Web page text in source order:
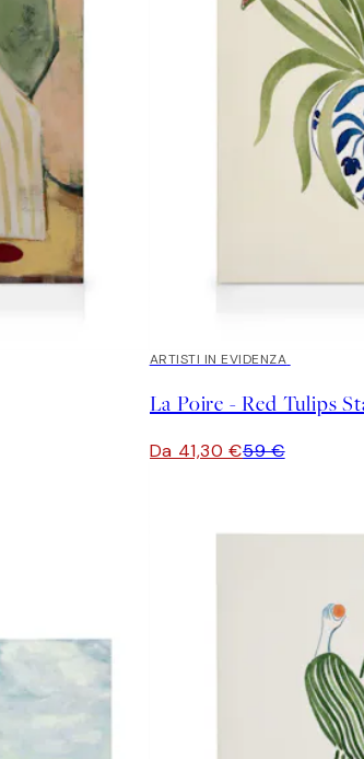
30%*
ARTISTI IN EVIDENZA
La Poire - Red Tulips
Da 41,30 €59 €